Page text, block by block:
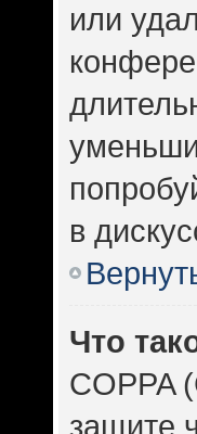
или
в
Что
COPPA
защите